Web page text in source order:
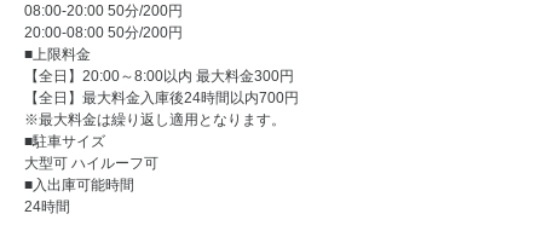
08:00-20:00 50分/200円
20:00-08:00 50分/200円
■上限料金
【全日】20:00～8:00以内 最大料金300円
【全日】最大料金入庫後24時間以内700円
※最大料金は繰り返し適用となります。
■駐車サイズ
大型可 ハイルーフ可
■入出庫可能時間
24時間